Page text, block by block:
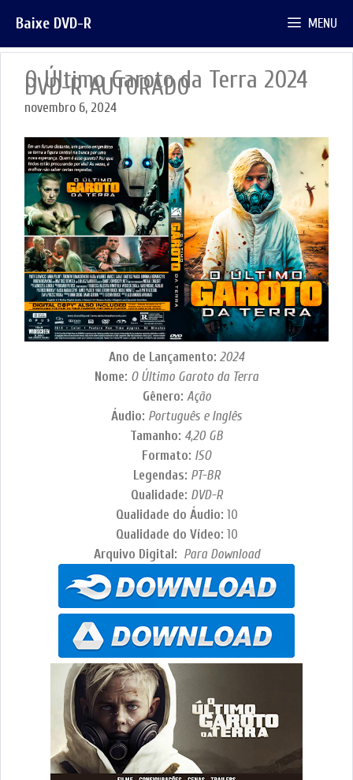
para
o
conteúdo
Baixe DVD-R MENU
O Último Garoto da Terra 2024
DVD-R AUTORADO
novembro 6, 2024
Ano de Lançamento: 2024
Nome: O Último Garoto da Terra
Gênero: Ação
Áudio: Português e Inglês
Tamanho: 4,20 GB
Formato: ISO
Legendas: PT-BR
Qualidade: DVD-R
Qualidade do Áudio: 10
Qualidade do Vídeo: 10
Arquivo Digital: Para Download